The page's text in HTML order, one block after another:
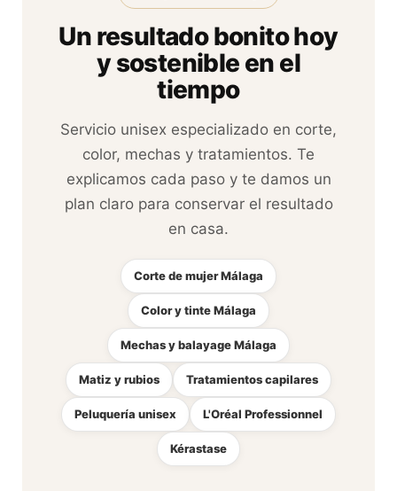
Un resultado bonito hoy
y sostenible en el
tiempo
Servicio unisex especializado en corte,
color, mechas y tratamientos. Te
explicamos cada paso y te damos un
plan claro para conservar el resultado
en casa.
Corte de mujer Málaga
Color y tinte Málaga
Mechas y balayage Málaga
Matiz y rubios Tratamientos capilares
Peluquería unisex L'Oréal Professionnel
Kérastase